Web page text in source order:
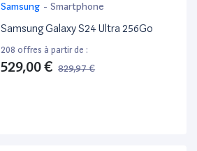
Samsung - Smartphone
Samsung Galaxy S24 Ultra 256Go
208 offres à partir de :
529,00 € 829,97 €